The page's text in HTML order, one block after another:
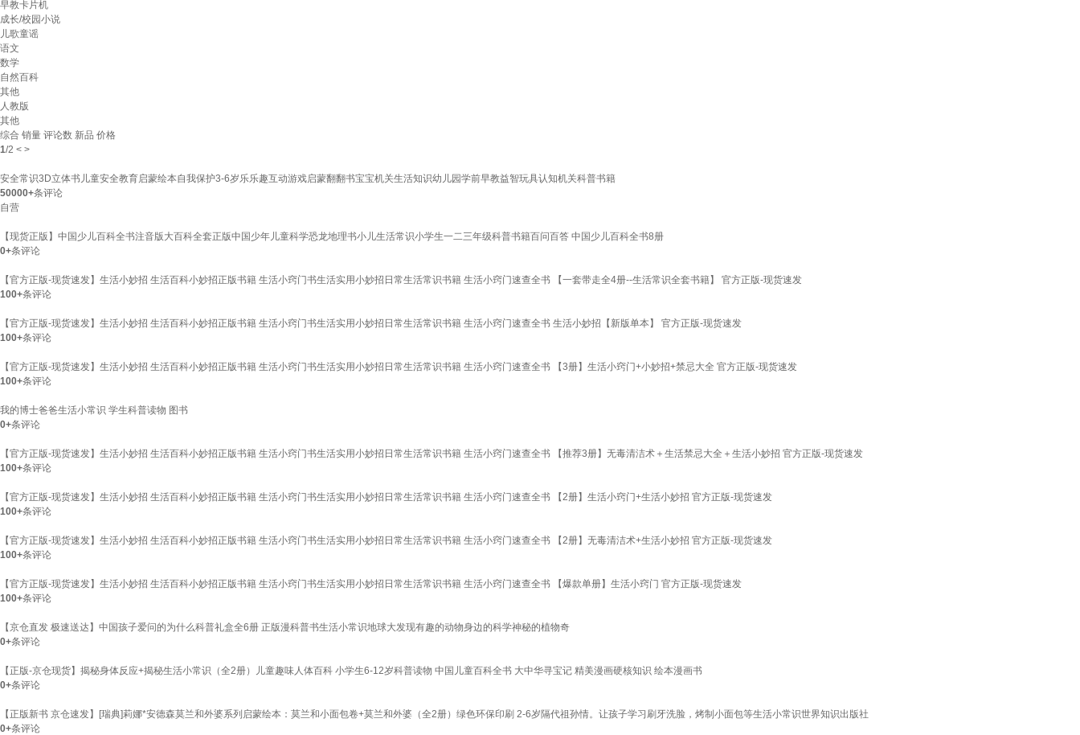
早教卡片机
成长/校园小说
儿歌童谣
语文
数学
自然百科
其他
人教版
其他
综合 销量 评论数 新品 价格
1/2 < >
安全常识3D立体书儿童安全教育启蒙绘本自我保护3-6岁乐乐趣互动游戏启蒙翻翻书宝宝机关生活知识幼儿园学前早教益智玩具认知机关科普书籍
50000+条评论
自营
【现货正版】中国少儿百科全书注音版大百科全套正版中国少年儿童科学恐龙地理书小儿生活常识小学生一二三年级科普书籍百问百答 中国少儿百科全书8册
0+条评论
【官方正版-现货速发】生活小妙招 生活百科小妙招正版书籍 生活小窍门书生活实用小妙招日常生活常识书籍 生活小窍门速查全书 【一套带走全4册--生活常识全套书籍】 官方正版-现货速发
100+条评论
【官方正版-现货速发】生活小妙招 生活百科小妙招正版书籍 生活小窍门书生活实用小妙招日常生活常识书籍 生活小窍门速查全书 生活小妙招【新版单本】 官方正版-现货速发
100+条评论
【官方正版-现货速发】生活小妙招 生活百科小妙招正版书籍 生活小窍门书生活实用小妙招日常生活常识书籍 生活小窍门速查全书 【3册】生活小窍门+小妙招+禁忌大全 官方正版-现货速发
100+条评论
我的博士爸爸生活小常识 学生科普读物 图书
0+条评论
【官方正版-现货速发】生活小妙招 生活百科小妙招正版书籍 生活小窍门书生活实用小妙招日常生活常识书籍 生活小窍门速查全书 【推荐3册】无毒清洁术＋生活禁忌大全＋生活小妙招 官方正版-现货速发
100+条评论
【官方正版-现货速发】生活小妙招 生活百科小妙招正版书籍 生活小窍门书生活实用小妙招日常生活常识书籍 生活小窍门速查全书 【2册】生活小窍门+生活小妙招 官方正版-现货速发
100+条评论
【官方正版-现货速发】生活小妙招 生活百科小妙招正版书籍 生活小窍门书生活实用小妙招日常生活常识书籍 生活小窍门速查全书 【2册】无毒清洁术+生活小妙招 官方正版-现货速发
100+条评论
【官方正版-现货速发】生活小妙招 生活百科小妙招正版书籍 生活小窍门书生活实用小妙招日常生活常识书籍 生活小窍门速查全书 【爆款单册】生活小窍门 官方正版-现货速发
100+条评论
【京仓直发 极速送达】中国孩子爱问的为什么科普礼盒全6册 正版漫科普书生活小常识地球大发现有趣的动物身边的科学神秘的植物奇
0+条评论
【正版-京仓现货】揭秘身体反应+揭秘生活小常识（全2册）儿童趣味人体百科 小学生6-12岁科普读物 中国儿童百科全书 大中华寻宝记 精美漫画硬核知识 绘本漫画书
0+条评论
【正版新书 京仓速发】[瑞典]莉娜*安德森莫兰和外婆系列启蒙绘本：莫兰和小面包卷+莫兰和外婆（全2册）绿色环保印刷 2-6岁隔代祖孙情。让孩子学习刷牙洗脸，烤制小面包等生活小常识世界知识出版社
0+条评论